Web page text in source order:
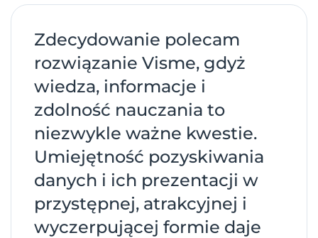
Zdecydowanie polecam
rozwiązanie Visme, gdyż
wiedza, informacje i
zdolność nauczania to
niezwykle ważne kwestie.
Umiejętność pozyskiwania
danych i ich prezentacji w
przystępnej, atrakcyjnej i
wyczerpującej formie daje